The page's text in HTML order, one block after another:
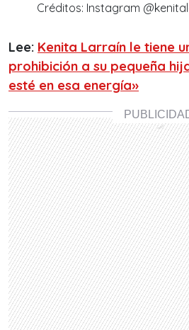
Créditos: Instagram
Lee: Kenita Larraín le tiene
prohibición a su pequeña
esté en esa energía»